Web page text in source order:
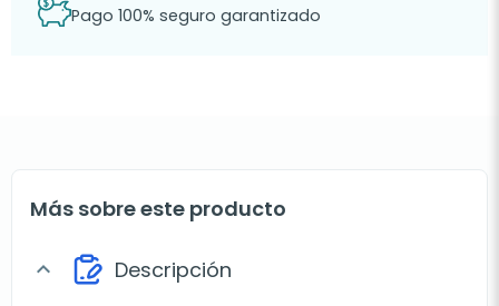
Pago 100% seguro garantizado
Más sobre este producto
expand_more Descripción